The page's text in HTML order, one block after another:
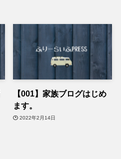
【001】家族ブログはじめ
ます。
2022年2月14日